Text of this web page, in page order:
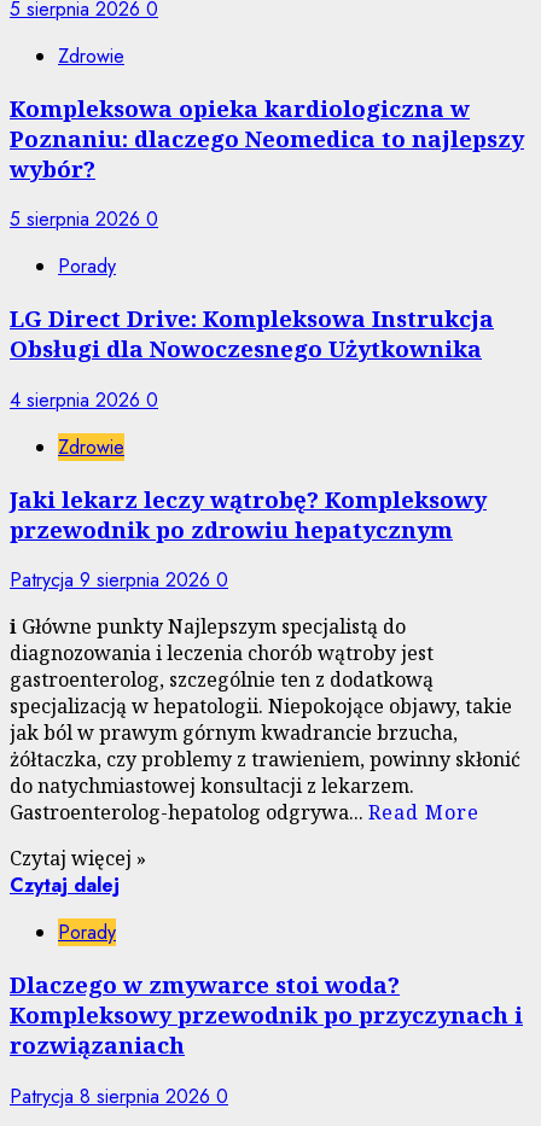
5 sierpnia 2026 0
Zdrowie
Kompleksowa opieka kardiologiczna w
Poznaniu: dlaczego Neomedica to najlepszy
wybór?
5 sierpnia 2026 0
Porady
LG Direct Drive: Kompleksowa Instrukcja
Obsługi dla Nowoczesnego Użytkownika
4 sierpnia 2026 0
Zdrowie
Jaki lekarz leczy wątrobę? Kompleksowy
przewodnik po zdrowiu hepatycznym
Patrycja 9 sierpnia 2026 0
ℹ️ Główne punkty Najlepszym specjalistą do
diagnozowania i leczenia chorób wątroby jest
gastroenterolog, szczególnie ten z dodatkową
specjalizacją w hepatologii. Niepokojące objawy, takie
jak ból w prawym górnym kwadrancie brzucha,
żółtaczka, czy problemy z trawieniem, powinny skłonić
do natychmiastowej konsultacji z lekarzem.
Gastroenterolog-hepatolog odgrywa... Read More
Czytaj więcej »
Czytaj dalej
Porady
Dlaczego w zmywarce stoi woda?
Kompleksowy przewodnik po przyczynach i
rozwiązaniach
Patrycja 8 sierpnia 2026 0